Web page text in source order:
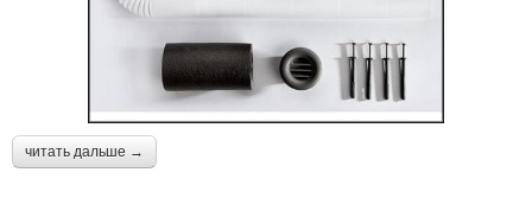
читать дальше →